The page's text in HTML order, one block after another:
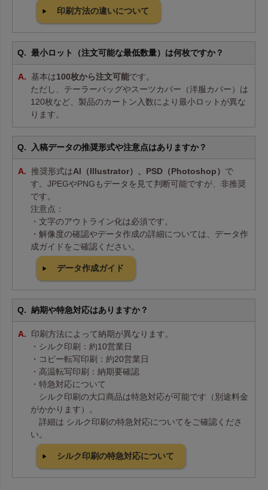
印刷方法の違いについて
最小ロット（注文可能な最低数量）は何枚ですか？
基本は100枚から注文可能です。
ただし、テーラーバッグやスーツカバー（洋服カバー）は
120枚など、製品のカートン入数により最小ロットが異な
ります。
入稿データの推奨形式や注意点はありますか？
推奨形式はAI（Illustrator）、PSD（Photoshop） で
す。JPEGやPNGもデータを見て判断可能ですが、非推奨
です。
注意点：
・文字のアウトライン化は必須です。
・解像度の確認やデータ作成の詳細については、データ作
成ガイドをご確認ください。
データ作成ガイド
納期や特急対応はありますか？
印刷方法によって納期が異なります。
・シルク印刷：約10営業日
・コピー転写印刷：約20営業日
・高温転写印刷：納期要確認
・特急対応について
シルク印刷の大口商品は特急対応が可能です（別途料金
がかかります）。
詳細は シルク印刷の特急対応についてをご確認くださ
い。
シルク印刷の特急対応について